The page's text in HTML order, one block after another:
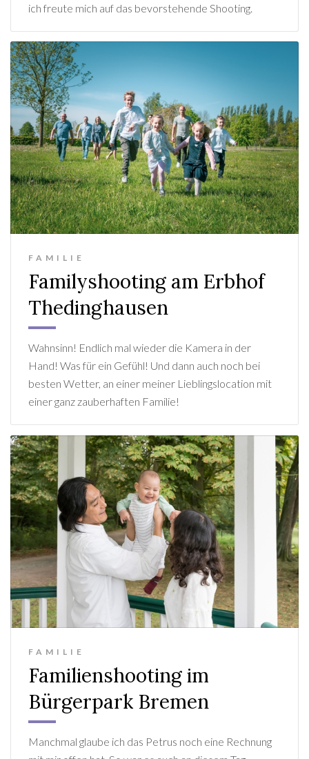
ich freute mich auf das bevorstehende Shooting.
FAMILIE
Familyshooting am Erbhof
Thedinghausen
Wahnsinn! Endlich mal wieder die Kamera in der
Hand! Was für ein Gefühl! Und dann auch noch bei
besten Wetter, an einer meiner Lieblingslocation mit
einer ganz zauberhaften Familie!
FAMILIE
Familienshooting im
Bürgerpark Bremen
Manchmal glaube ich das Petrus noch eine Rechnung